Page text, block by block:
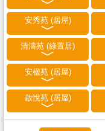
安秀苑 (居屋)
清濤苑 (綠置居)
安楹苑 (居屋)
啟悅苑 (居屋)